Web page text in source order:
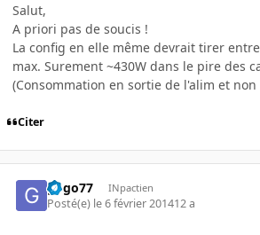
Salut,
A priori pas de soucis !
La config en elle même devrait tirer
max. Surement ~430W dans le pire des
(Consommation en sortie de l'alim et non
Citer
gogo77 INpactien
Posté(e) le 6 février 201412 a